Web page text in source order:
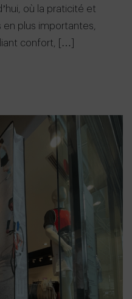
où la praticité et
en plus importantes,
confort, […]